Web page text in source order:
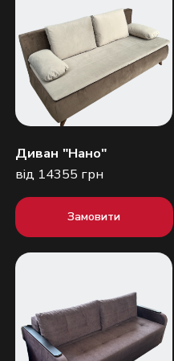
Диван "Нано"
від 14355 грн
Замовити